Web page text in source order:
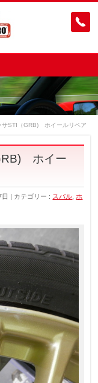
STI（GRB) ホイールリペア
ホイー
カテゴリー : スバル ホ